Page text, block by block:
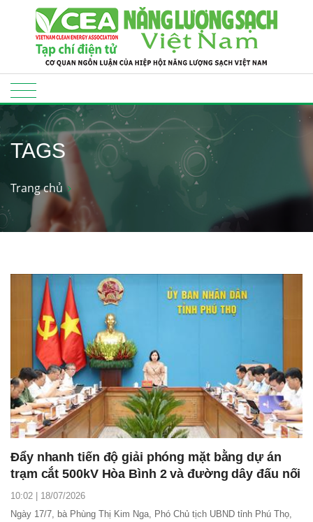
TAGS
Trang chủ
Đẩy nhanh tiến độ giải phóng mặt bằng dự án
trạm cắt 500kV Hòa Bình 2 và đường dây đấu nối
10:02 | 18/07/2026
Ngày 17/7, bà Phùng Thị Kim Nga, Phó Chủ tịch UBND tỉnh Phú Thọ,